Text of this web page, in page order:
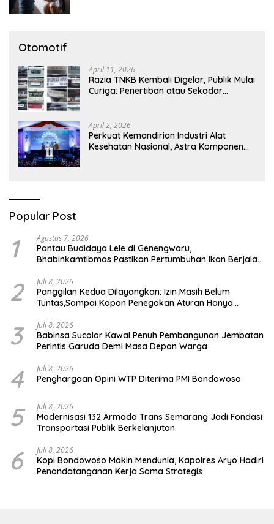
Otomotif
April 11, 2026
Razia TNKB Kembali Digelar, Publik Mulai
Curiga: Penertiban atau Sekadar
April 2, 2026
Perkuat Kemandirian Industri Alat
Kesehatan Nasional, Astra Komponen
Popular Post
1 Agustus 7, 2026
Pantau Budidaya Lele di Genengwaru,
Bhabinkamtibmas Pastikan Pertumbuhan Ikan Berjalan
2 Juli 8, 2026
Panggilan Kedua Dilayangkan: Izin Masih Belum
Tuntas,Sampai Kapan Penegakan Aturan Hanya
3 Juli 8, 2026
Babinsa Sucolor Kawal Penuh Pembangunan Jembatan
Perintis Garuda Demi Masa Depan Warga
4 Juli 8, 2026
Penghargaan Opini WTP Diterima PMI Bondowoso
5 Juli 8, 2026
Modernisasi 132 Armada Trans Semarang Jadi Fondasi
Transportasi Publik Berkelanjutan
6 Juli 8, 2026
Kopi Bondowoso Makin Mendunia, Kapolres Aryo Hadiri
Penandatanganan Kerja Sama Strategis